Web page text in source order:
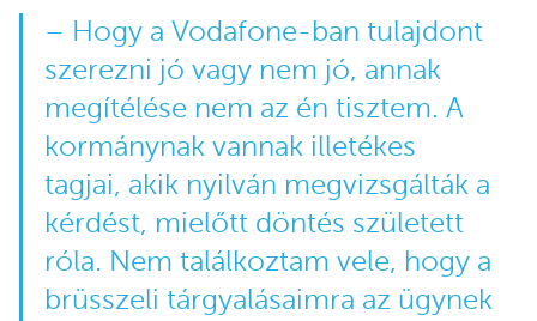
– Hogy a Vodafone-ban tulajdont
szerezni jó vagy nem jó, annak
megítélése nem az én tisztem. A
kormánynak vannak illetékes
tagjai, akik nyilván megvizsgálták a
kérdést, mielőtt döntés született
róla. Nem találkoztam vele, hogy a
brüsszeli tárgyalásaimra az ügynek